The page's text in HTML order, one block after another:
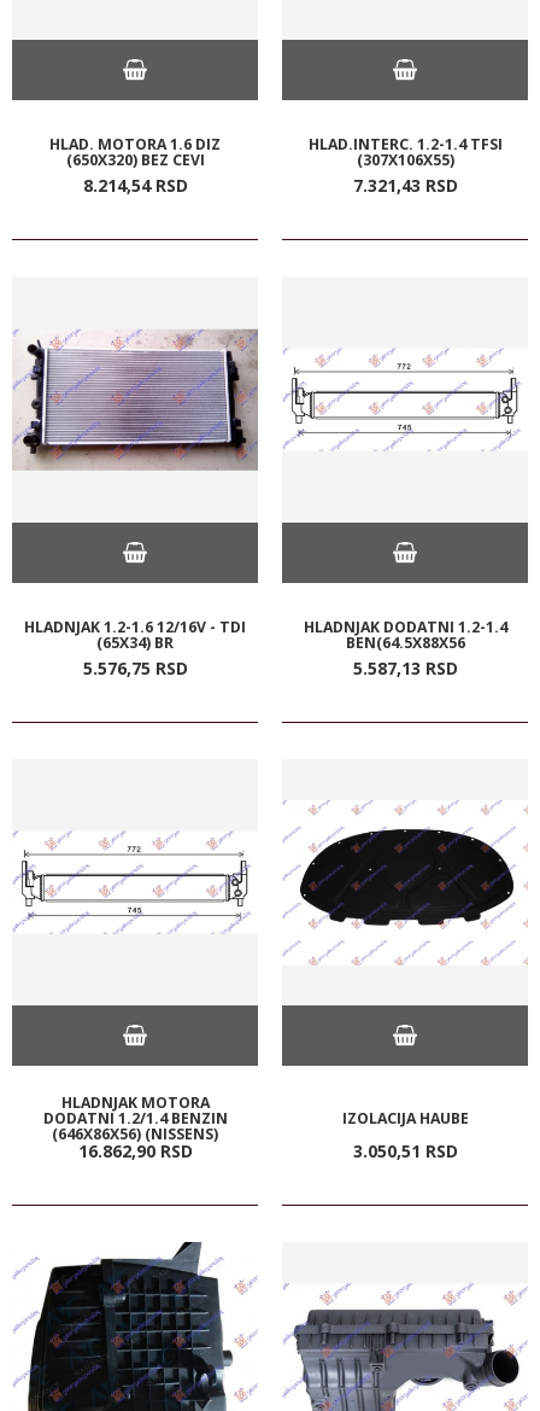
HLAD. MOTORA 1.6 DIZ
(650X320) BEZ CEVI
8.214,54 RSD
HLAD.INTERC. 1.2-1.4 TFSI
(307X106X55)
7.321,43 RSD
HLADNJAK 1.2-1.6 12/16V - TDI
(65X34) BR
5.576,75 RSD
HLADNJAK DODATNI 1.2-1.4
BEN(64.5X88X56
5.587,13 RSD
HLADNJAK MOTORA
DODATNI 1.2/1.4 BENZIN
(646X86X56) (NISSENS)
16.862,90 RSD
IZOLACIJA HAUBE
3.050,51 RSD